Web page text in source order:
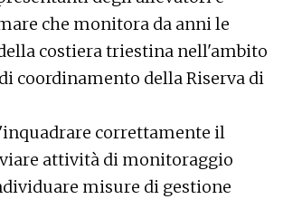
che monitora da anni le
costiera triestina nell'ambito
coordinamento della Riserva di
correttamente il
attività di monitoraggio
misure di gestione